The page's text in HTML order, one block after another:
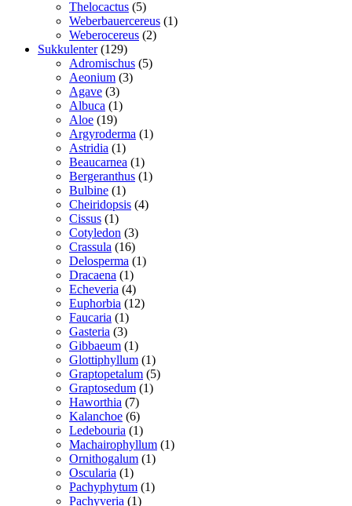
Thelocactus 55
varer
Weberbauercereus 11
Weberocereus 22
Sukkulenter 129129
varer
Adromischus 55
Aeonium 33
Agave 33
varer
Albuca 11
Aloe 1919
varer
Argyroderma 11
Astridia 11
vare
Beaucarnea 11
vare
Bergeranthus 11
Bulbine 11
vare
Cheiridopsis 44
Cissus 11
vare
Cotyledon 33
varer
Crassula 1616
varer
Delosperma 11
Dracaena 11
vare
Echeveria 44
varer
Euphorbia 1212
Faucaria 11
vare
Gasteria 33
varer
Gibbaeum 11
vare
Glottiphyllum 11
vare
Graptopetalum 55
Graptosedum 11
Haworthia 77
varer
Kalanchoe 66
varer
Ledebouria 11
vare
Machairophyllum 11
Ornithogalum 11
Oscularia 11
vare
Pachyphytum 11
Pachyveria 11